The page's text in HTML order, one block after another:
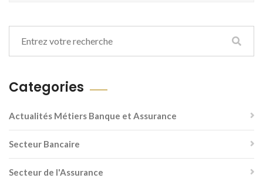
Categories
Actualités Métiers Banque et Assurance
Secteur Bancaire
Secteur de l'Assurance